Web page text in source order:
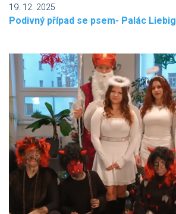
19. 12. 2025
Podivný případ se psem- Palác Liebig